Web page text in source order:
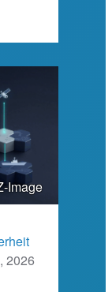
Image
2026